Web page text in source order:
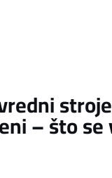
– što se